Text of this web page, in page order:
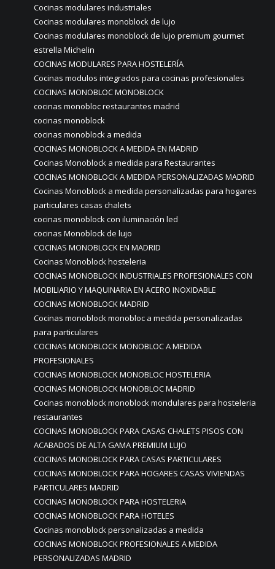
Cocinas modulares industriales
Cocinas modulares monoblock de lujo
Cocinas modulares monoblock de lujo premium gourmet
estrella Michelin
COCINAS MODULARES PARA HOSTELERÍA
Cocinas modulos integrados para cocinas profesionales
COCINAS MONOBLOC MONOBLOCK
cocinas monobloc restaurantes madrid
cocinas monoblock
cocinas monoblock a medida
COCINAS MONOBLOCK A MEDIDA EN MADRID
Cocinas Monoblock a medida para Restaurantes
COCINAS MONOBLOCK A MEDIDA PERSONALIZADAS MADRID
Cocinas Monoblock a medida personalizadas para hogares
particulares casas chalets
cocinas monoblock con iluminación led
cocinas Monoblock de lujo
COCINAS MONOBLOCK EN MADRID
Cocinas Monoblock hosteleria
COCINAS MONOBLOCK INDUSTRIALES PROFESIONALES CON
MOBILIARIO Y MAQUINARIA EN ACERO INOXIDABLE
COCINAS MONOBLOCK MADRID
Cocinas monoblock monobloc a medida personalizadas
para particulares
COCINAS MONOBLOCK MONOBLOC A MEDIDA
PROFESIONALES
COCINAS MONOBLOCK MONOBLOC HOSTELERIA
COCINAS MONOBLOCK MONOBLOC MADRID
Cocinas monoblock monoblock mondulares para hosteleria
restaurantes
COCINAS MONOBLOCK PARA CASAS CHALETS PISOS CON
ACABADOS DE ALTA GAMA PREMIUM LUJO
COCINAS MONOBLOCK PARA CASAS PARTICULARES
COCINAS MONOBLOCK PARA HOGARES CASAS VIVIENDAS
PARTICULARES MADRID
COCINAS MONOBLOCK PARA HOSTELERIA
COCINAS MONOBLOCK PARA HOTELES
Cocinas monoblock personalizadas a medida
COCINAS MONOBLOCK PROFESIONALES A MEDIDA
PERSONALIZADAS MADRID